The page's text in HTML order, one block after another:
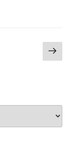
次
の